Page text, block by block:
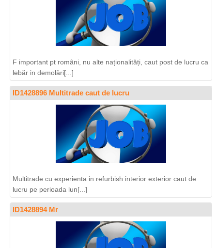
F important pt români, nu alte naționalități, caut post de lucru ca
lebăr in demolări[...]
ID1428896 Multitrade caut de lucru
Multitrade cu experienta in refurbish interior exterior caut de
lucru pe perioada lun[...]
ID1428894 Mr